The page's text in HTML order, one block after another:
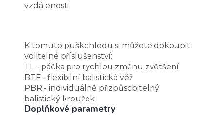
vzdálenosti
K tomuto puškohledu si můžete dokoupit
volitelné příslušenství:
TL - páčka pro rychlou změnu zvětšení
BTF - flexibilní balistická věž
PBR - individuálně přizpůsobitelný
balistický kroužek
Doplňkové parametry